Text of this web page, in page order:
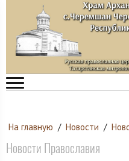
На главную / Новости /
Новости Православия